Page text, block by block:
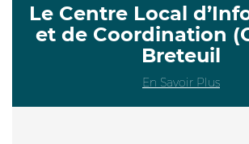
Le Centre Local
et de Coordination
Breteuil
En Savoir Plus